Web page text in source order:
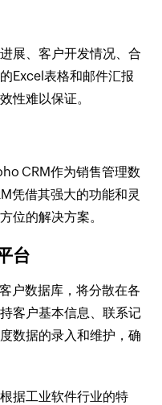
展、客户开发情况、合
Excel表格和邮件汇报
性难以保证。
CRM作为销售管理数
凭借其强大的功能和灵
位的解决方案。
台
户数据库，将分散在各
客户基本信息、联系记
数据的录入和维护，确
据工业软件行业的特